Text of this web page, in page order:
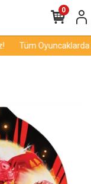
Tüm Oyuncaklarda
0